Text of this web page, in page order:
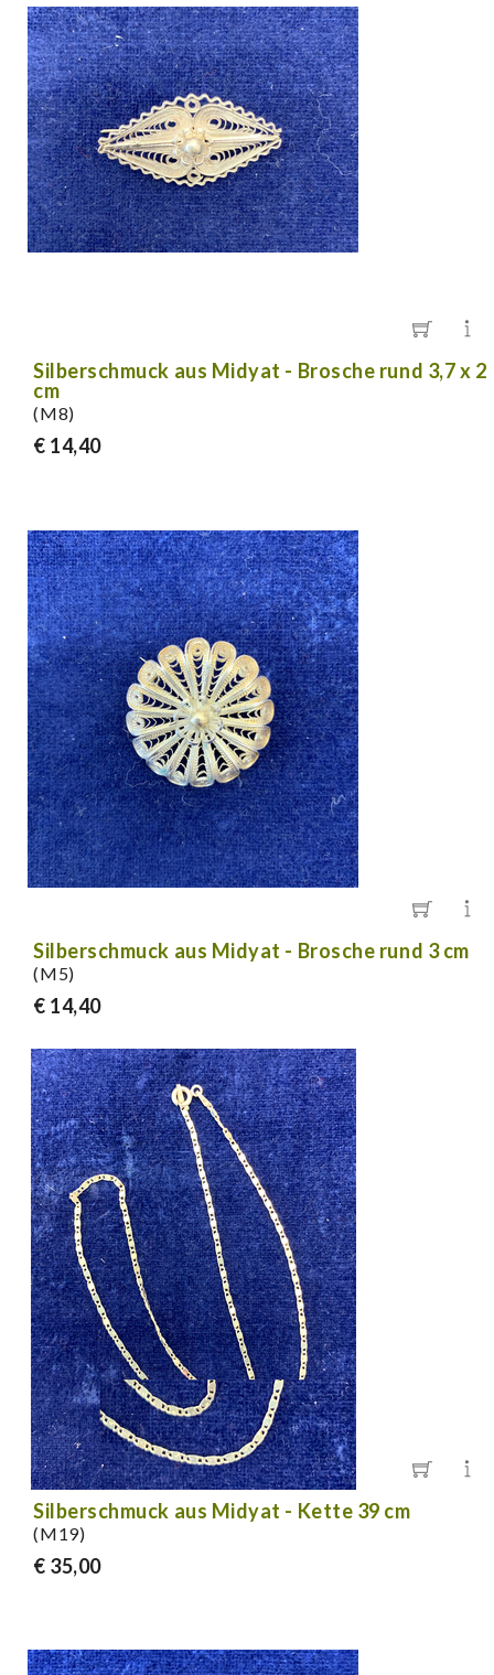
Silberschmuck aus Midyat - Brosche rund 3,7 x 2
cm
(M8)
€ 14,40
Silberschmuck aus Midyat - Brosche rund 3 cm
(M5)
€ 14,40
Silberschmuck aus Midyat - Kette 39 cm
(M19)
€ 35,00